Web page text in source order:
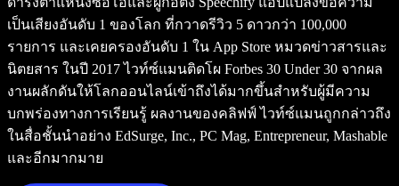
เป็นเสียงอันดับ 1 ของโลก ที่กวาดรีวิว 5 ดาวกว่า 100,000
รายการ และเคยครองอันดับ 1 ใน App Store หมวดข่าวสารและ
นิตยสาร ในปี 2017 ไวท์ซ์แมนติดโผ Forbes 30 Under 30 จากผล
งานผลักดันให้โลกออนไลน์เข้าถึงได้มากขึ้นสำหรับผู้มีความ
บกพร่องทางการเรียนรู้ ผลงานของคลิฟฟ์ ไวท์ซ์แมนถูกกล่าวถึง
ในสื่อชั้นนำอย่าง EdSurge, Inc., PC Mag, Entrepreneur, Mashable
และอีกมากมาย